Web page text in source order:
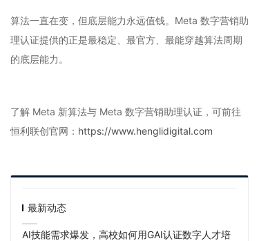
算法一直在变，但底层能力永远值钱。Meta 数字营销助
理认证提供的正是最稳定、最官方、最能穿越算法周期
的底层能力。
了解 Meta 新算法与 Meta 数字营销助理认证，可前往
恒利联创官网： https://www.henglidigital.com
最新动态
AI技能需求爆发，高校如何用GAI认证数字人才培